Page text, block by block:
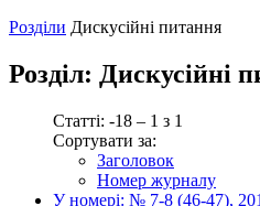
Розділи Дискусійні питання
Розділ: Дискусійні
Статті: -18 – 1 з 1
Сортувати за:
Заголовок
Номер журналу
У номері: № 7-8 (46-47),